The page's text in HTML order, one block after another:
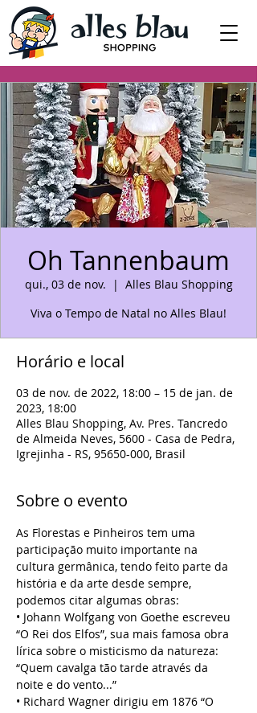
Oh Tannenbaum
qui., 03 de nov.
  |
Alles Blau Shopping
Viva o Tempo de Natal no Alles Blau!
Horário e local
03 de nov. de 2022, 18:00 – 15 de jan. de
2023, 18:00
Alles Blau Shopping, Av. Pres. Tancredo
de Almeida Neves, 5600 - Casa de Pedra,
Igrejinha - RS, 95650-000, Brasil
Sobre o evento
As Florestas e Pinheiros tem uma
participação muito importante na
cultura germânica, tendo feito parte da
história e da arte desde sempre,
podemos citar algumas obras:
• Johann Wolfgang von Goethe escreveu
“O Rei dos Elfos”, sua mais famosa obra
lírica sobre o misticismo da natureza:
“Quem cavalga tão tarde através da
noite e do vento...”
• Richard Wagner dirigiu em 1876 “O